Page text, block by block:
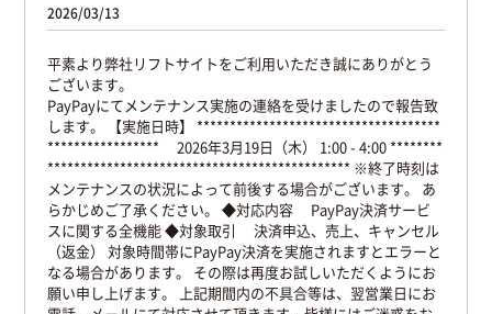
2026/03/13
平素より弊社リフトサイトをご利用いただき誠にありがとう
ございます。
PayPayにてメンテナンス実施の連絡を受けましたので報告致
します。
【実施日時】
*************************************
***************** 2026年3月19日（木） 1:00 - 4:00 ********
********************************************** ※終了時刻は
メンテナンスの状況によって前後する場合がございます。
あ
らかじめご了承ください。 ◆対応内容 PayPay決済サービ
スに関する全機能◆対象取引
決済申込、売上、キャンセル
（返金）
対象時間帯にPayPay決済を実施されますとエラーと
なる場合があります。
その際は再度お試しいただくようにお
願い申し上げます。
上記期間内の不具合等は、翌営業日にお